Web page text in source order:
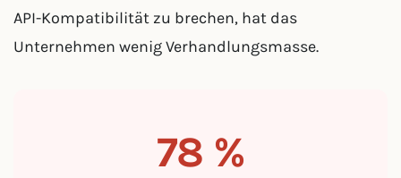
API-Kompatibilität zu brechen, hat das
Unternehmen wenig Verhandlungsmasse.
78 %